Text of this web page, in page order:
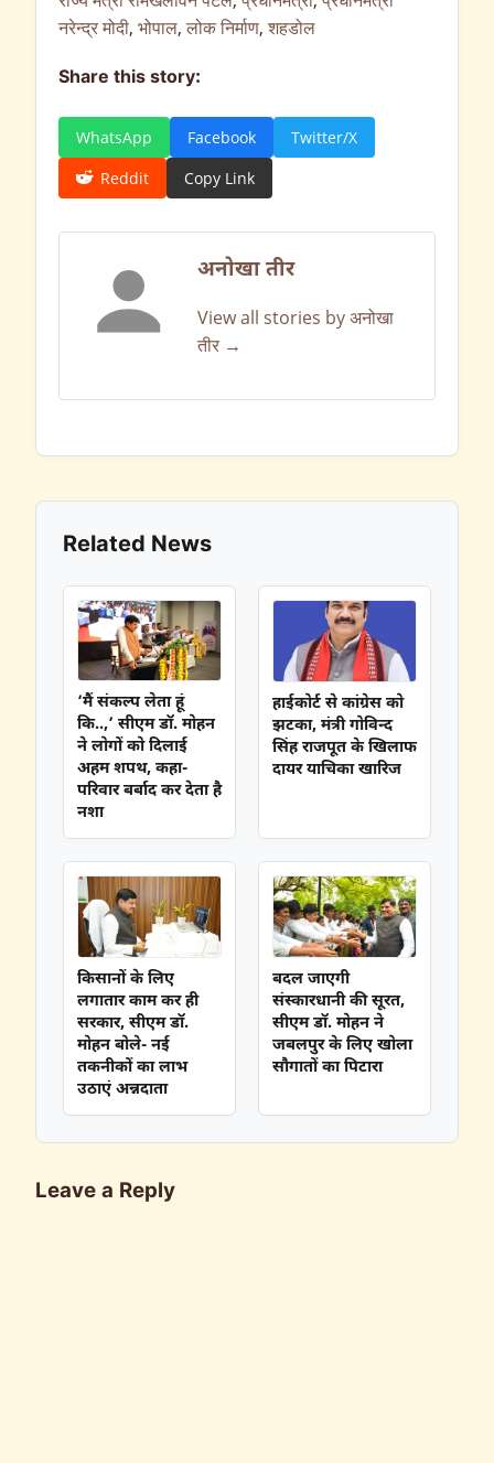
नरेन्‍द्र मोदी, भोपाल, लोक निर्माण, शहडोल
Share this story:
WhatsApp Facebook
Twitter/X
Reddit
Copy Link
अनोखा तीर
View all stories by अनोखा
तीर →
Related News
‘मैं संकल्प लेता हूं
कि..,’ सीएम डॉ. मोहन
ने लोगों को दिलाई
अहम शपथ, कहा-
परिवार बर्बाद कर देता है
नशा
हाईकोर्ट से कांग्रेस को
झटका, मंत्री गोविन्द
सिंह राजपूत के खिलाफ
दायर याचिका खारिज
किसानों के लिए
लगातार काम कर ही
सरकार, सीएम डॉ.
मोहन बोले- नई
तकनीकों का लाभ
उठाएं अन्नदाता
बदल जाएगी
संस्कारधानी की सूरत,
सीएम डॉ. मोहन ने
जबलपुर के लिए खोला
सौगातों का पिटारा
Leave a Reply